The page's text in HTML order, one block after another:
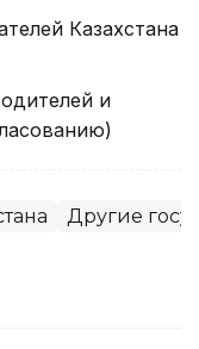
Казахстана
и
Другие